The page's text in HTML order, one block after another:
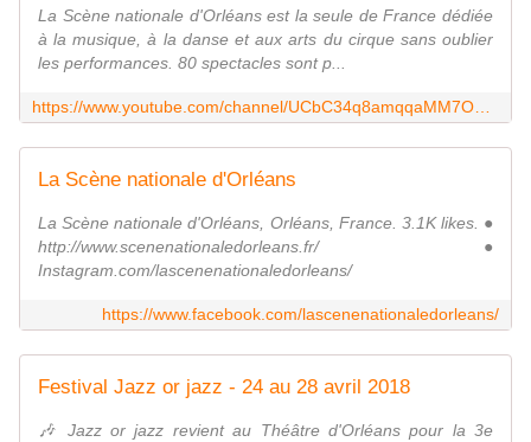
La Scène nationale d'Orléans est la seule de France dédiée
à la musique, à la danse et aux arts du cirque sans oublier
les performances. 80 spectacles sont p...
La Scène nationale d'Orléans
La Scène nationale d'Orléans, Orléans, France. 3.1K likes. ●
http://www.scenenationaledorleans.fr/ ●
Instagram.com/lascenenationaledorleans/
https://www.facebook.com/lascenenationaledorleans/
Festival Jazz or jazz - 24 au 28 avril 2018
🎶 Jazz or jazz revient au Théâtre d'Orléans pour la 3e